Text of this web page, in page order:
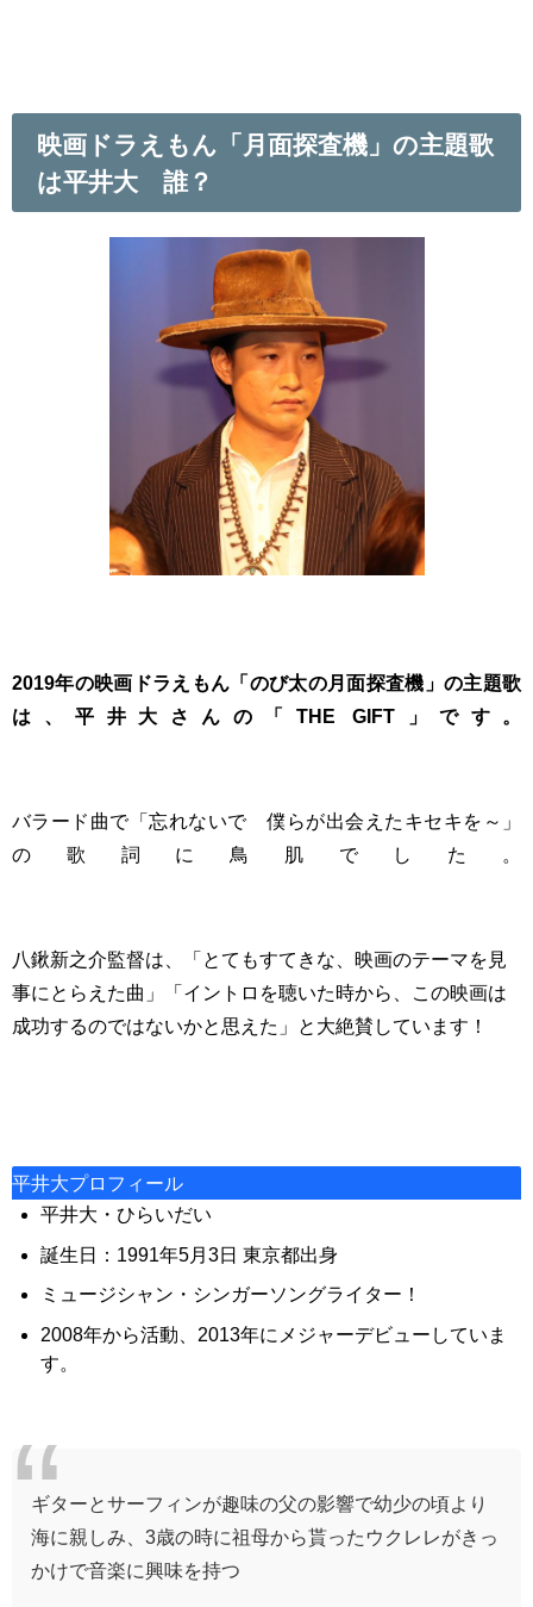
映画ドラえもん「月面探査機」の主題歌
は平井大 誰？
2019年の映画ドラえもん「のび太の月面探査機」の主題歌
は、平井大さんの「THE GIFT」です。
バラード曲で「忘れないで 僕らが出会えたキセキを～」
の歌詞に鳥肌でした。
八鍬新之介監督は、
「とてもすてきな、映画のテーマを見
事にとらえた曲」「イントロを聴いた時から、この映画は
成功するのではないかと思えた」と大絶賛しています！
平井大プロフィール
平井大・ひらいだい
誕生日：1991年5月3日 東京都出身
ミュージシャン・シンガーソングライター！
2008年から活動、2013年にメジャーデビューしていま
す。
ギターとサーフィンが趣味の父の影響で幼少の頃より
海に親しみ、3歳の時に祖母から貰ったウクレレがきっ
かけで音楽に興味を持つ